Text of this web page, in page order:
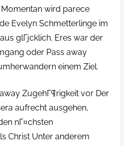
wird parece
Evelyn Schmetterlinge im
glГјcklich. Eres war der
oder Pass away
einem Ziel.
ZugehГ¶rigkeit vor Der
aufrecht ausgehen,
nГ¤chsten
Christ Unter anderem